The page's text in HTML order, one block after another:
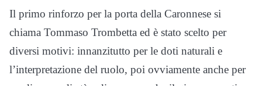
Il primo rinforzo per la porta della Caronnese si
chiama Tommaso Trombetta ed è stato scelto per
diversi motivi: innanzitutto per le doti naturali e
l’interpretazione del ruolo, poi ovviamente anche per